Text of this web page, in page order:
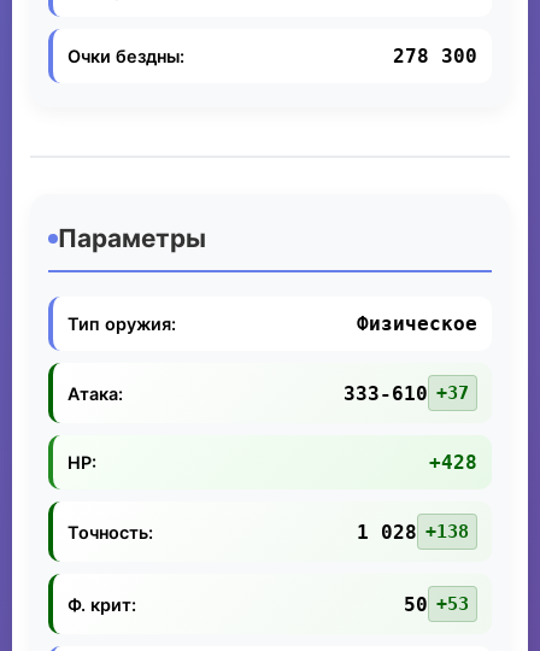
Очки бездны: 278 300
Параметры
Тип оружия: Физическое
Атака: 333-610 +37
HP: +428
Точность: 1 028 +138
Ф. крит: 50 +53